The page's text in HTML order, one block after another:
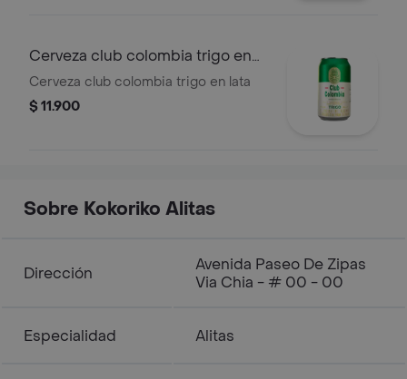
Cerveza club colombia trigo en
lata
Cerveza club colombia trigo en lata
$ 11.900
Sobre Kokoriko Alitas
Dirección
Avenida Paseo De Zipas
Via Chia - # 00 - 00
Especialidad Alitas